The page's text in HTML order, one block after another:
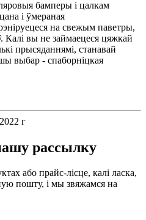
бамперы і цалкам
і ўмераная
на свежым паветры,
Калі вы не займаецеся цяжкай
прысяданнямі, станавай
выбар - спаборніцкая
г
рассылку
або прайс-лісце, калі ласка,
пошту, і мы звяжамся на